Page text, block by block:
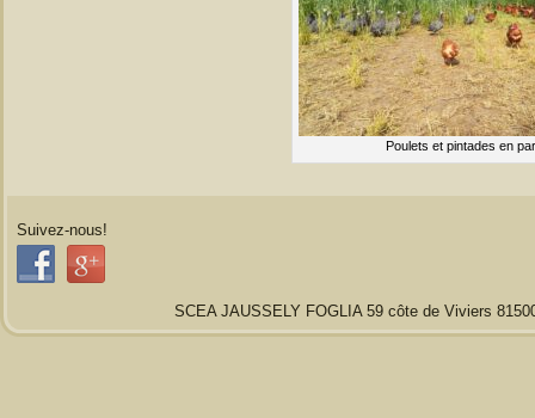
Poulets et pintades en
Suivez-nous!
SCEA JAUSSELY FOGLIA 59 côte de Viviers